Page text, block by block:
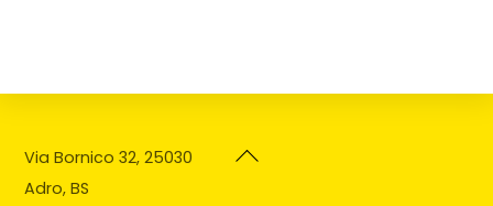
Back
Via Bornico 32, 25030
Adro, BS